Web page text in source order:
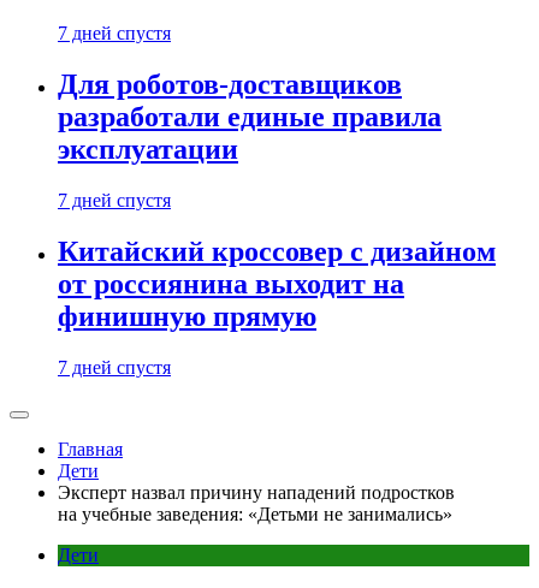
7 дней спустя
Для роботов-доставщиков
разработали единые правила
эксплуатации
7 дней спустя
Китайский кроссовер с дизайном
от россиянина выходит на
финишную прямую
7 дней спустя
Главная
Дети
Эксперт назвал причину нападений подростков
на учебные заведения: «Детьми не занимались»
Дети